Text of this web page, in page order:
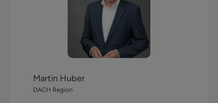
Martin Huber
DACH Region